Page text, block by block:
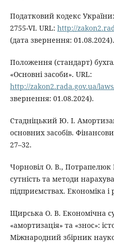
Податковий кодекс
2755-VI. URL: http://
(дата звернення: 01.08.2024).
Положення (стандарт)
«Основні засоби». URL:
http://zakon2.rada.gov.ua/
звернення: 01.08.2024).
Стадніцький Ю. І.
основних засобів.
27–32.
Чорновіл О. В., Потрапелюк
сутність та методи
підприємствах. Економіка і
Щирська О. В. Економічна
«амортизація» та «знос»:
Міжнародний збірник